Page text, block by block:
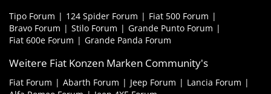
Tipo Forum 124 Spider Forum
Fiat 500 Forum
Bravo Forum
Stilo Forum
Grande Punto Forum
Fiat 600e Forum
Grande Panda Forum
Weitere Fiat Konzen Marken Community's
Fiat Forum Abarth Forum Jeep Forum
Lancia Forum